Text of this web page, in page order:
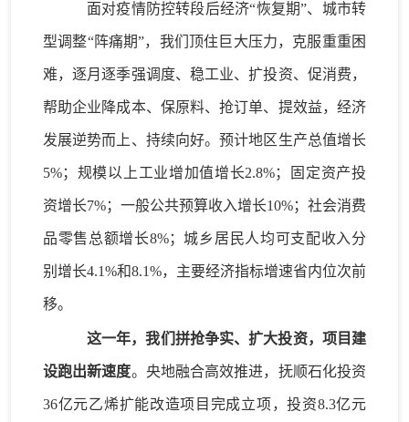
面对疫情防控转段后经济“恢复期”、城市转
型调整“阵痛期”，我们顶住巨大压力，克服重重困
难，逐月逐季强调度、稳工业、扩投资、促消费，
帮助企业降成本、保原料、抢订单、提效益，经济
发展逆势而上、持续向好。预计地区生产总值增长
5%；规模以上工业增加值增长2.8%；固定资产投
资增长7%；一般公共预算收入增长10%；社会消费
品零售总额增长8%；城乡居民人均可支配收入分
别增长4.1%和8.1%，主要经济指标增速省内位次前
移。
这一年，我们拼抢争实、扩大投资，项目建
设跑出新速度。 央地融合高效推进， 抚顺石化投资
36亿元乙烯扩能改造项目完成立项 ，投资8.3亿元